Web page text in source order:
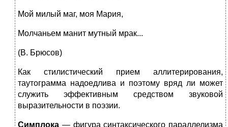
Мой милый маг, моя Мария,
Молчаньем манит мутный мрак...
(В. Брюсов)
Как стилистический прием аллитерирования,
таутограмма надоедлива и поэтому вряд ли может
служить эффективным средством звуковой
выразительности в поэзии.
Симплока — фигура синтаксического параллелизма